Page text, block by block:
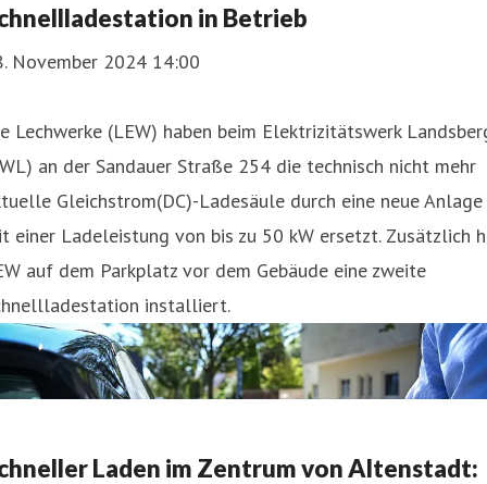
in Betrieb
November 2024 14:00
Lechwerke (LEW) haben beim Elektrizitätswerk
an der Sandauer Straße 254 die technisch nicht mehr
Gleichstrom(DC)-Ladesäule durch eine neue Anlage
einer Ladeleistung von bis zu 50 kW ersetzt. Zusätzlich
auf dem Parkplatz vor dem Gebäude eine zweite
installiert.
Laden im Zentrum von Altenstadt: